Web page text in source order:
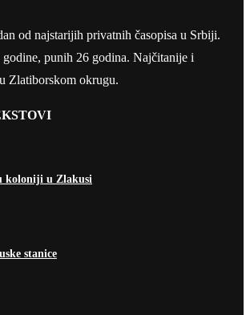
od najstarijih privatnih časopisa u Srbiji.
punih 26 godina. Najčitanije i
Zlatiborskom okrugu.
koloniji u Zlakusi
stanice